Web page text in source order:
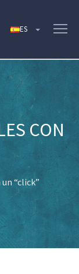
CON
“click”